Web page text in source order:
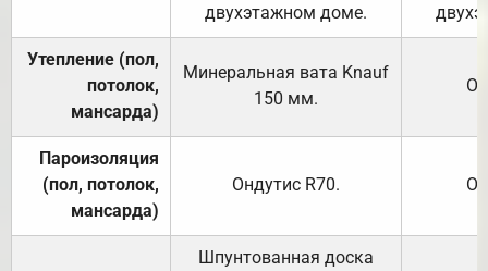
двухэтажном доме.
Утепление (пол,
потолок,
мансарда)
Минеральная вата Knauf
150 мм.
Пароизоляция
(пол, потолок,
мансарда)
Ондутис R70.
Шпунтованная доска